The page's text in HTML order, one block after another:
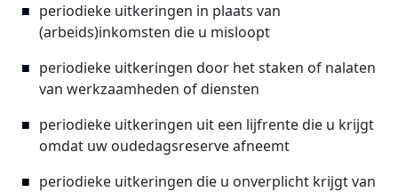
periodieke uitkeringen in plaats van
(arbeids)inkomsten die u misloopt
periodieke uitkeringen door het staken of nalaten
van werkzaamheden of diensten
periodieke uitkeringen uit een lijfrente die u krijgt
omdat uw oudedagsreserve afneemt
periodieke uitkeringen die u onverplicht krijgt van